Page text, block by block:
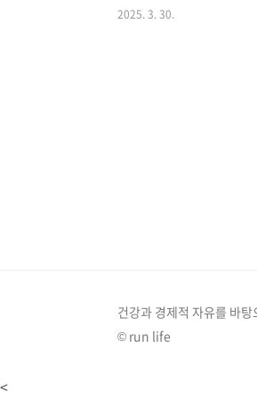
법BMI를 계산하는 공식
2025. 3. 30.
건강과 경제적 자유를 바
© run life
<